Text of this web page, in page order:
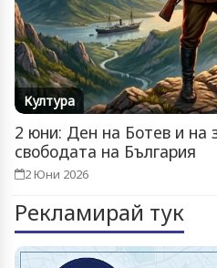
Култура
2 юни: Ден на Ботев и на
свободата на България
2 Юни 2026
Рекламирай тук